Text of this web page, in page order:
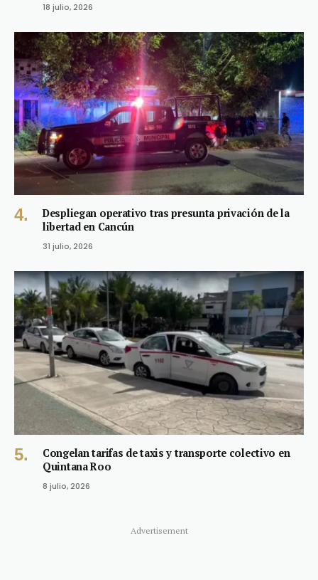
18 julio, 2026
Despliegan operativo tras presunta privación de la
libertad en Cancún
31 julio, 2026
Congelan tarifas de taxis y transporte colectivo en
Quintana Roo
8 julio, 2026
Advertisement